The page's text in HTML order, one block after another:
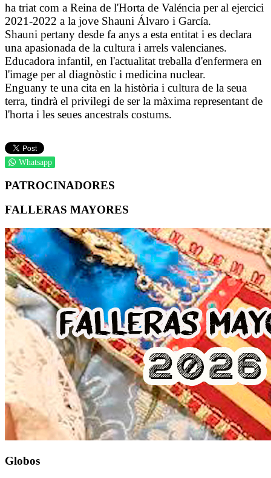
ha triat com a Reina de l'Horta de Valéncia per al ejercici
2021-2022 a la jove Shauni Álvaro i García.
Shauni pertany desde fa anys a esta entitat i es declara
una apasionada de la cultura i arrels valencianes.
Educadora infantil, en l'actualitat treballa d'enfermera en
l'image per al diagnòstic i medicina nuclear.
Enguany te una cita en la història i cultura de la seua
terra, tindrà el privilegi de ser la màxima representant de
l'horta i les seues ancestrals costums.
Whatsapp
PATROCINADORES
FALLERAS MAYORES
Globos